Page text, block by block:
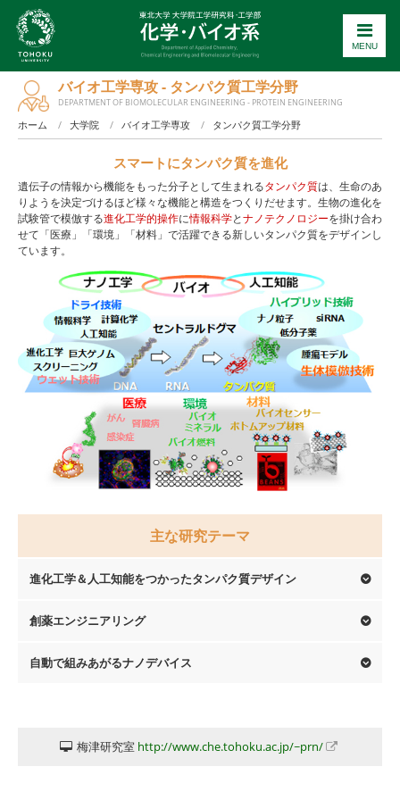
バイオ工学専攻 - タンパク質工学分野
DEPARTMENT OF BIOMOLECULAR ENGINEERING - PROTEIN ENGINEERING
ホーム 大学院 バイオ工学専攻 タンパク質工学分野
スマートにタンパク質を進化
遺伝子の情報から機能をもった分子として生まれるタンパク質は、生命のあ
りようを決定づけるほど様々な機能と構造をつくりだせます。生物の進化を
試験管で模倣する進化工学的操作に情報科学とナノテクノロジーを掛け合わ
せて「医療」「環境」「材料」で活躍できる新しいタンパク質をデザインし
ています。
主な研究テーマ
進化工学＆人工知能をつかったタンパク質デザイン
創薬エンジニアリング
自動で組みあがるナノデバイス
梅津研究室 http://www.che.tohoku.ac.jp/~prn/
MENU